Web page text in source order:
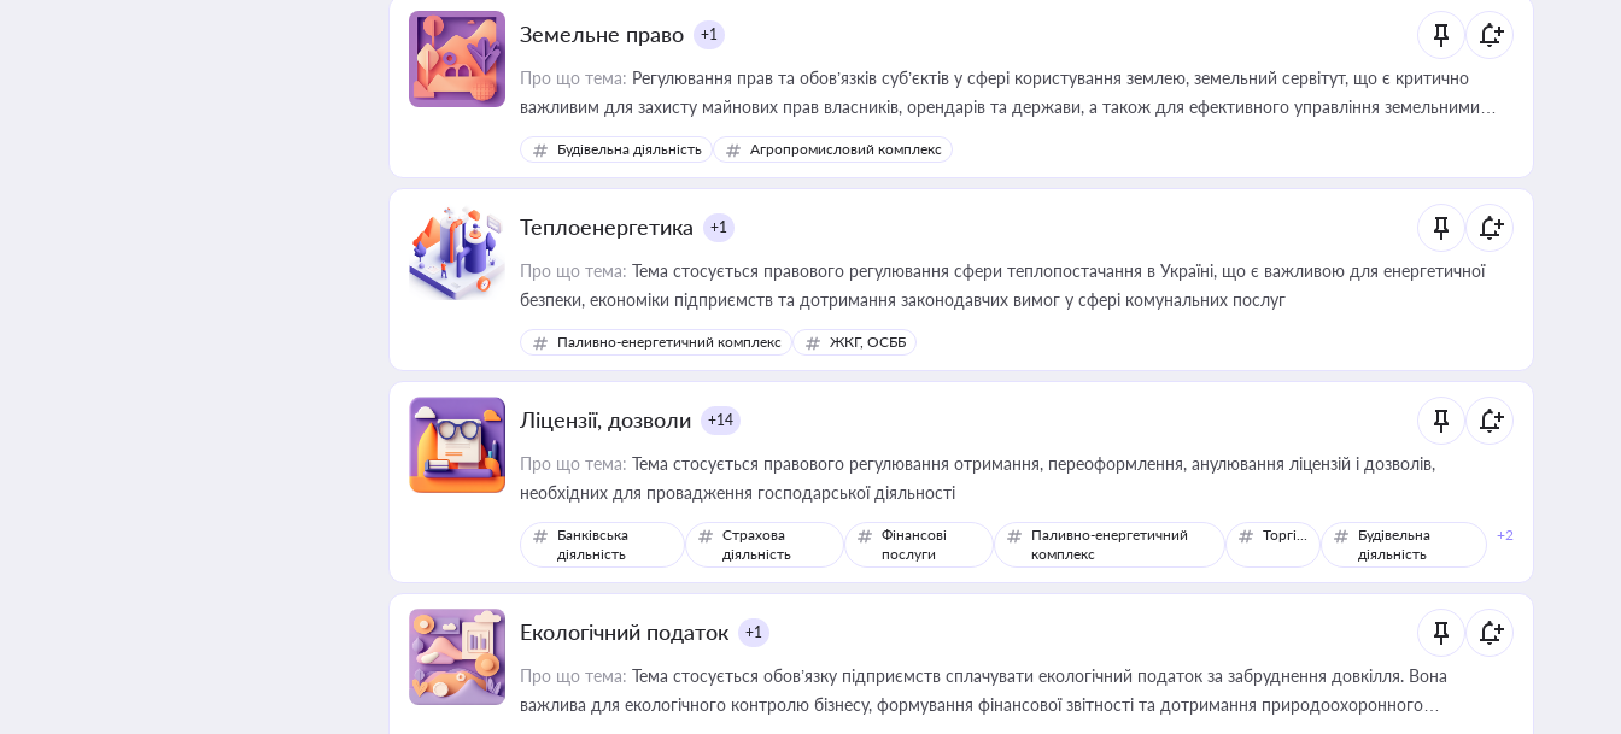
Земельне право +1
Про що тема: Регулювання прав та обов’язків суб’єктів у сфері користування землею, земельний сервітут, що є критично
важливим для захисту майнових прав власників, орендарів та держави, а також для ефективного управління земельними
ресурсами
Будівельна діяльність Агропромисловий комплекс
Теплоенергетика +1
Про що тема: Тема стосується правового регулювання сфери теплопостачання в Україні, що є важливою для енергетичної
безпеки, економіки підприємств та дотримання законодавчих вимог у сфері комунальних послуг
Паливно-енергетичний комплекс ЖКГ, ОСББ
Ліцензії, дозволи +14
Про що тема: Тема стосується правового регулювання отримання, переоформлення, анулювання ліцензій і дозволів,
необхідних для провадження господарської діяльності
Банківська
діяльність
Страхова
діяльність
Фінансові
послуги
Паливно-енергетичний
комплекс
Торгівля
Будівельна
діяльність
+2
Екологічний податок +1
Про що тема: Тема стосується обов’язку підприємств сплачувати екологічний податок за забруднення довкілля. Вона
важлива для екологічного контролю бізнесу, формування фінансової звітності та дотримання природоохоронного